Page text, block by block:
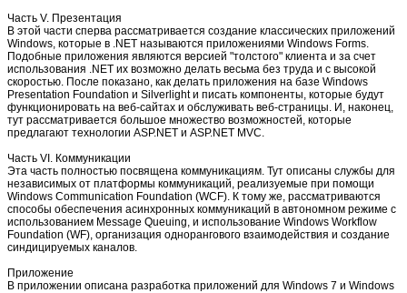
Часть V. Презентация
В этой части сперва рассматривается создание классических приложений
Windows, которые в .NET называются приложениями Windows Forms.
Подобные приложения являются версией "толстого" клиента и за счет
использования .NET их возможно делать весьма без труда и с высокой
скоростью. После показано, как делать приложения на базе Windows
Presentation Foundation и Silverlight и писать компоненты, которые будут
функционировать на веб-сайтах и обслуживать веб-страницы. И, наконец,
тут рассматривается большое множество возможностей, которые
предлагают технологии ASP.NET и ASP.NET MVC.
Часть VI. Коммуникации
Эта часть полностью посвящена коммуникациям. Тут описаны службы для
независимых от платформы коммуникаций, реализуемые при помощи
Windows Communication Foundation (WCF). К тому же, рассматриваются
способы обеспечения асинхронных коммуникаций в автономном режиме с
использованием Message Queuing, и использование Windows Workflow
Foundation (WF), организация однорангового взаимодействия и создание
синдицируемых каналов.
Приложение
В приложении описана разработка приложений для Windows 7 и Windows